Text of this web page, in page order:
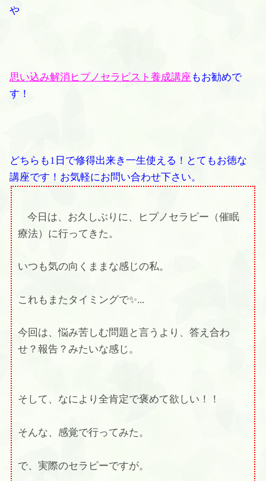
や
思い込み解消ヒプノセラピスト養成講座 もお勧めで
す！
どちらも1日で修得出来き一生使える！とてもお徳な
講座です！お気軽にお問い合わせ下さい。
今日は、お久しぶりに、ヒプノセラピー（催眠
療法）に行ってきた 。
いつも気の向くままな感じの私。
これもまたタイミングで✨...
今回は、悩み苦しむ問題と言うより、答え合わ
せ？報告？みたいな感じ。
そして、なにより全肯定で褒めて欲しい！！
そんな、感覚で行ってみた。
で、実際のセラピーですが。